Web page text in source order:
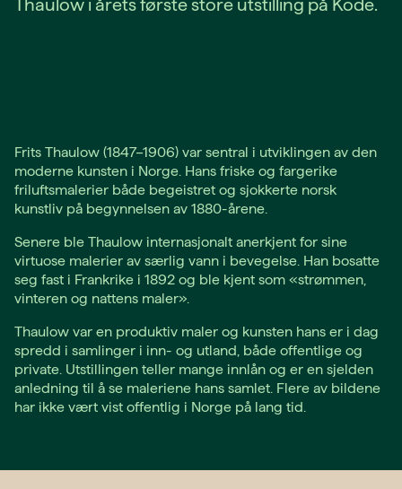
Thaulow i årets første store utstilling på Kode.
Frits Thaulow (1847–1906) var sentral i utviklingen av den
moderne kunsten i Norge. Hans friske og fargerike
friluftsmalerier både begeistret og sjokkerte norsk
kunstliv på begynnelsen av 1880-årene.
Senere ble Thaulow internasjonalt anerkjent for sine
virtuose malerier av særlig vann i bevegelse. Han bosatte
seg fast i Frankrike i 1892 og ble kjent som «strømmen,
vinteren og nattens maler».
Thaulow var en produktiv maler og kunsten hans er i dag
spredd i samlinger i inn- og utland, både offentlige og
private. Utstillingen teller mange innlån og er en sjelden
anledning til å se maleriene hans samlet. Flere av bildene
har ikke vært vist offentlig i Norge på lang tid.